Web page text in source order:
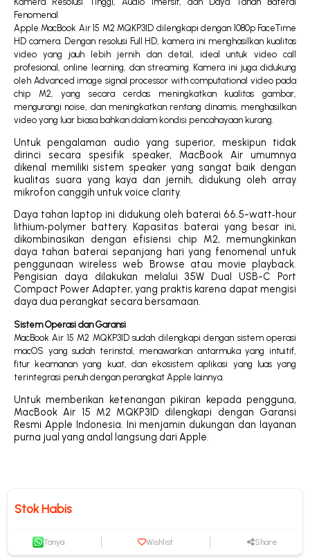
Fenomenal
Apple MacBook Air 15 M2 MQKP3ID dilengkapi dengan 1080p FaceTime
HD camera. Dengan resolusi Full HD, kamera ini menghasilkan kualitas
video yang jauh lebih jernih dan detail, ideal untuk video call
profesional, online learning, dan streaming. Kamera ini juga didukung
oleh Advanced image signal processor with computational video pada
chip M2, yang secara cerdas meningkatkan kualitas gambar,
mengurangi noise, dan meningkatkan rentang dinamis, menghasilkan
video yang luar biasa bahkan dalam kondisi pencahayaan kurang.
Untuk pengalaman audio yang superior, meskipun tidak
dirinci secara spesifik speaker, MacBook Air umumnya
dikenal memiliki sistem speaker yang sangat baik dengan
kualitas suara yang kaya dan jernih, didukung oleh array
mikrofon canggih untuk voice clarity.
Daya tahan laptop ini didukung oleh baterai 66.5-watt‑hour
lithium‑polymer battery. Kapasitas baterai yang besar ini,
dikombinasikan dengan efisiensi chip M2, memungkinkan
daya tahan baterai sepanjang hari yang fenomenal untuk
penggunaan wireless web Browse atau movie playback.
Pengisian daya dilakukan melalui 35W Dual USB-C Port
Compact Power Adapter, yang praktis karena dapat mengisi
daya dua perangkat secara bersamaan.
Sistem Operasi dan Garansi
MacBook Air 15 M2 MQKP3ID sudah dilengkapi dengan sistem operasi
macOS yang sudah terinstal, menawarkan antarmuka yang intuitif,
fitur keamanan yang kuat, dan ekosistem aplikasi yang luas yang
terintegrasi penuh dengan perangkat Apple lainnya.
Untuk memberikan ketenangan pikiran kepada pengguna,
MacBook Air 15 M2 MQKP3ID dilengkapi dengan Garansi
Resmi Apple Indonesia. Ini menjamin dukungan dan layanan
purna jual yang andal langsung dari Apple.
Stok Habis
Tanya Wishlist Share